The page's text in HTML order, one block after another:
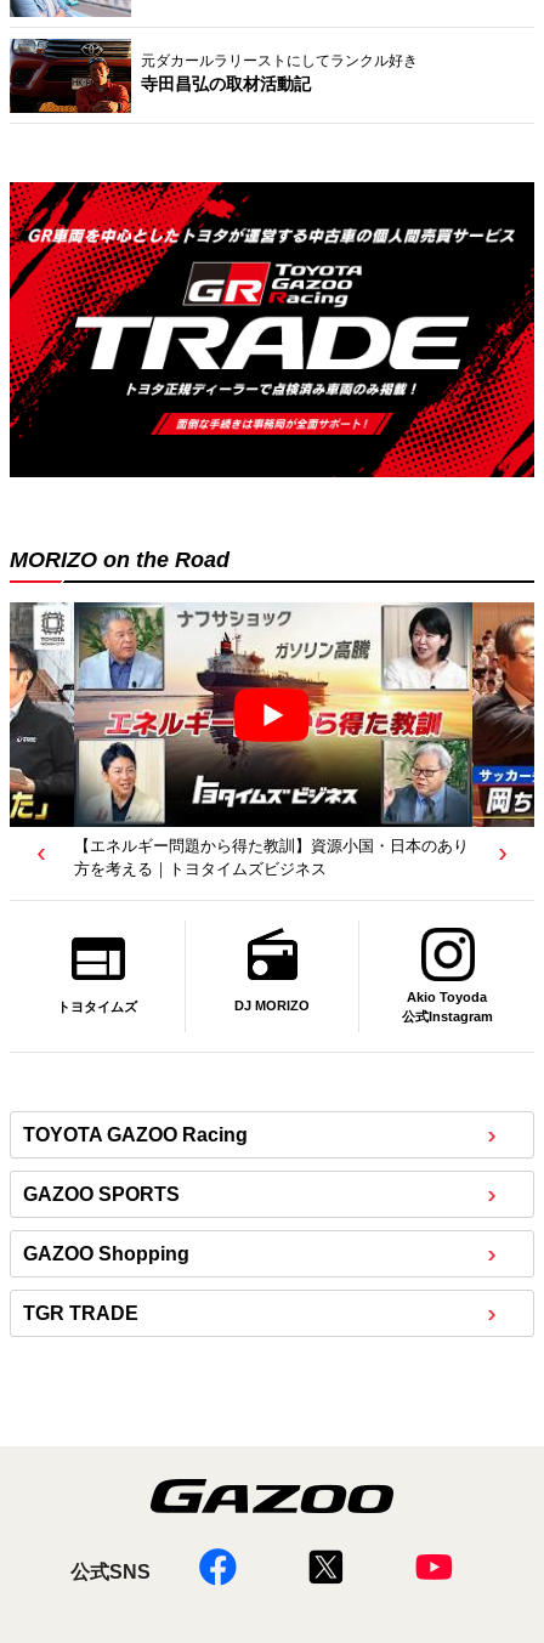
元ダカールラリーストにしてランクル好き
寺田昌弘の取材活動記
MORIZO on the Road
【若者たちへ】岡田武史さんが“特別授業”で語ったこと
｜サッカー日本代表元監督｜トヨタイムズニュース
トヨタイムズ DJ MORIZO
Akio Toyoda
公式Instagram
TOYOTA GAZOO Racing
GAZOO SPORTS
GAZOO Shopping
TGR TRADE
公式SNS